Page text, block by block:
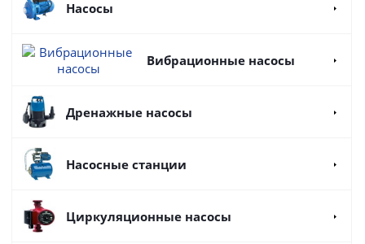
Насосы
Вибрационные насосы
Дренажные насосы
Насосные станции
Циркуляционные насосы